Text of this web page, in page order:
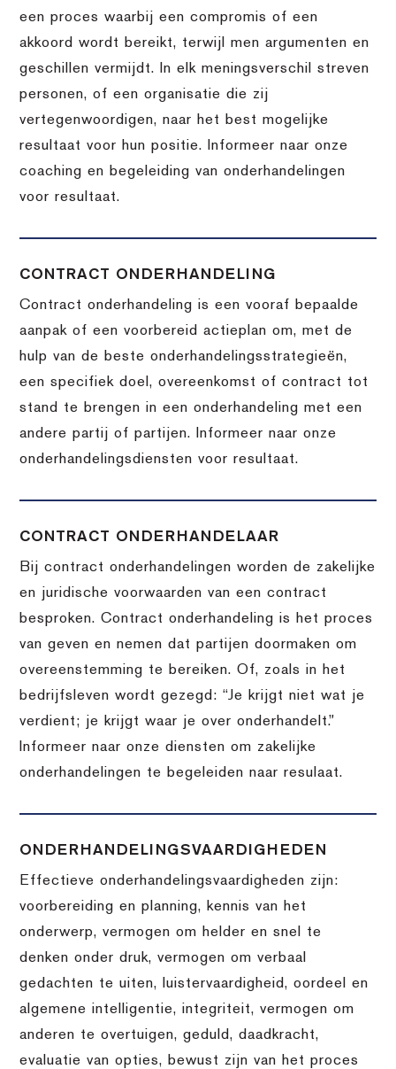
een proces waarbij een compromis of een
akkoord wordt bereikt, terwijl men argumenten en
geschillen vermijdt. In elk meningsverschil streven
personen, of een organisatie die zij
vertegenwoordigen, naar het best mogelijke
resultaat voor hun positie. Informeer naar onze
coaching en begeleiding van onderhandelingen
voor resultaat.
CONTRACT ONDERHANDELING
Contract onderhandeling is een vooraf bepaalde
aanpak of een voorbereid actieplan om, met de
hulp van de beste onderhandelingsstrategieën,
een specifiek doel, overeenkomst of contract tot
stand te brengen in een onderhandeling met een
andere partij of partijen. Informeer naar onze
onderhandelingsdiensten voor resultaat.
CONTRACT ONDERHANDELAAR
Bij contract onderhandelingen worden de zakelijke
en juridische voorwaarden van een contract
besproken. Contract onderhandeling is het proces
van geven en nemen dat partijen doormaken om
overeenstemming te bereiken. Of, zoals in het
bedrijfsleven wordt gezegd: “Je krijgt niet wat je
verdient; je krijgt waar je over onderhandelt.”
Informeer naar onze diensten om zakelijke
onderhandelingen te begeleiden naar resulaat.
ONDERHANDELINGSVAARDIGHEDEN
Effectieve onderhandelingsvaardigheden zijn:
voorbereiding en planning, kennis van het
onderwerp, vermogen om helder en snel te
denken onder druk, vermogen om verbaal
gedachten te uiten, luistervaardigheid, oordeel en
algemene intelligentie, integriteit, vermogen om
anderen te overtuigen, geduld, daadkracht,
evaluatie van opties, bewust zijn van het proces